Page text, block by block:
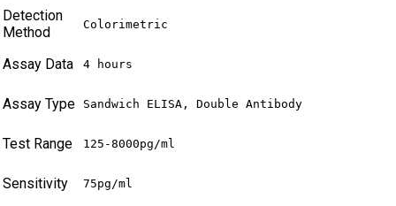
Detection
Method
Colorimetric
Assay Data 4 hours
Assay Type Sandwich ELISA, Double Antibody
Test Range 125-8000pg/ml
Sensitivity 75pg/ml